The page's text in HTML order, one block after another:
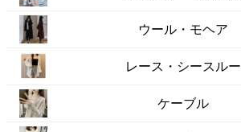
ウール・モヘア
レース・シースルー
ケーブル